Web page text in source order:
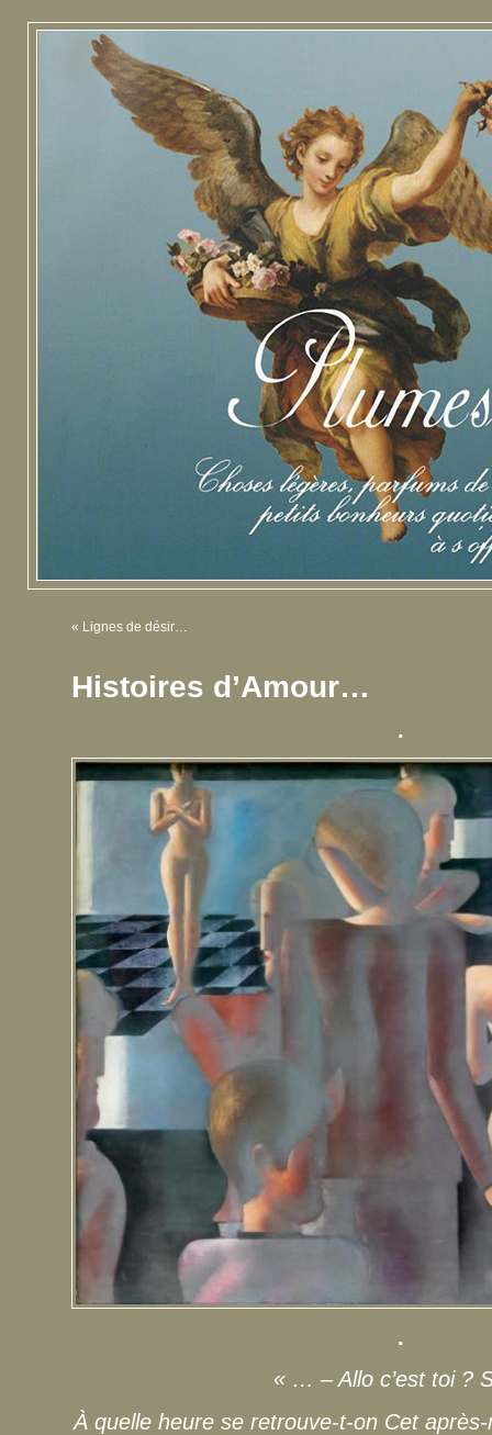
« Lignes de désir…
Histoires d’Amour…
.
.
« … – Allo c’est toi ?
À quelle heure se retrouve-t-on Cet